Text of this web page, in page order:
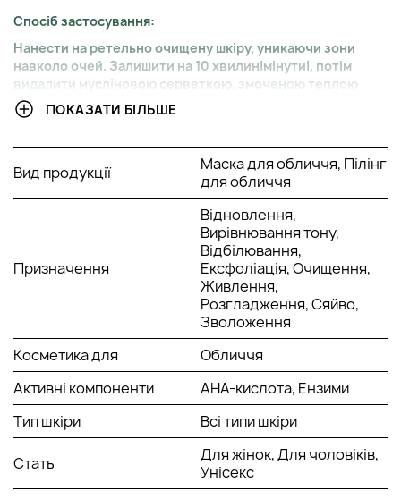
Спосіб застосування:
Нанести на ретельно очищену шкіру, уникаючи зони
навколо очей. Залишити на 10 хвилин|мінути|, потім
видалити мусліновою серветкою, змоченою теплою
водою. Рекомендується використовувати 1-2 рази на
тиждень.
При нанесенні Ензимної пілінг-маска Вітамін з та папайя
може виникати легке поколювання.
Для досягнення більш інтенсивного ефекту можна
залишити тонкий шар маски Мед і жасмин, що відновлює,
ПОКАЗАТИ БІЛЬШЕ
Вид продукції
Маска для обличчя, Пілінг
для обличчя
Призначення
Відновлення,
Вирівнювання тону,
Відбілювання,
Ексфоліація, Очищення,
Живлення,
Розгладження, Сяйво,
Зволоження
Косметика для
Обличчя
Активні компоненти
AHA-кислота, Ензими
Тип шкіри
Всі типи шкіри
Стать
Для жінок, Для чоловіків,
Унісекс